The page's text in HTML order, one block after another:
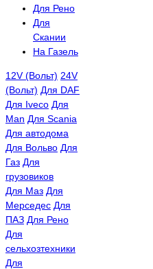
Для Рено
Для
Скании
На Газель
12V (Вольт) 24V
(Вольт) Для DAF
Для Iveco Для
Man Для Scania
Для автодома
Для Вольво Для
Газ Для
грузовиков
Для Маз Для
Мерседес Для
ПАЗ Для Рено
Для
сельхозтехники
Для